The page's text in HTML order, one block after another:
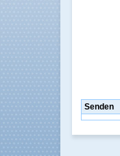
Senden